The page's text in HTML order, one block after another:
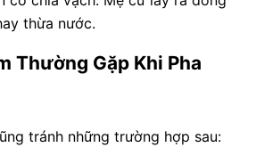
thừa nước.
Thường Gặp Khi Pha
tránh những trường hợp sau: